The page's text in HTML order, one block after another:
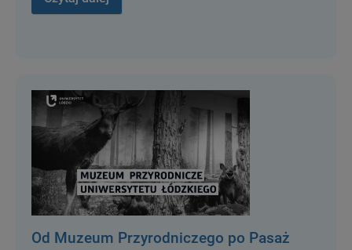
Od Muzeum Przyrodniczego po Pasaż